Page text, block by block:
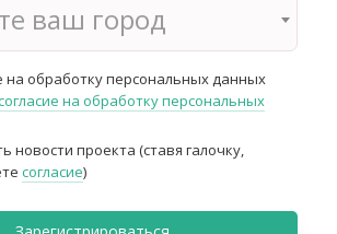
ваш город
на обработку персональных данных
на обработку персональных
новости проекта (ставя галочку,
согласие)